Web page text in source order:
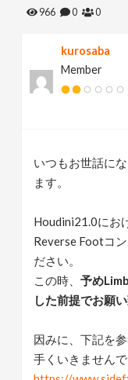
966 0 0
kurosaba
Member
いつもお世話に
ます。
Houdini21.0にお
Reverse Footコ
ださい。
この時、予め
した前提でお願い
因みに、下記を
手くいきませんで